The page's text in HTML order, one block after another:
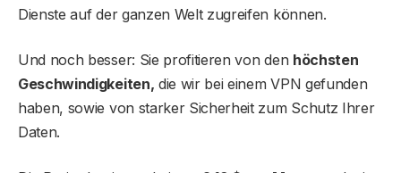
Dienste auf der ganzen Welt zugreifen können.
Und noch besser: Sie profitieren von den höchsten
Geschwindigkeiten, die wir bei einem VPN gefunden
haben, sowie von starker Sicherheit zum Schutz Ihrer
Daten.